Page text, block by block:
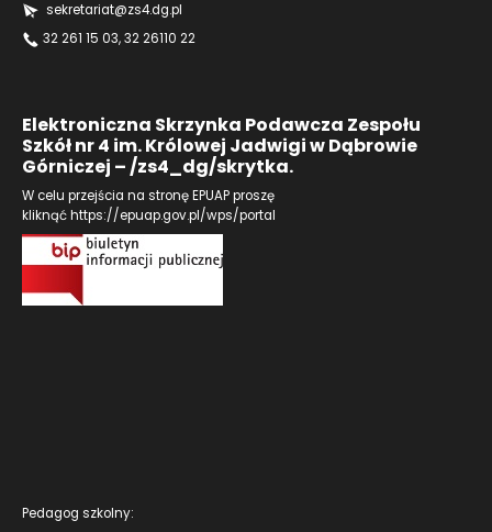
sekretariat@zs4.dg.pl
32 261 15 03, 32 26110 22
Elektroniczna Skrzynka Podawcza Zespołu
Szkół nr 4 im. Królowej Jadwigi w Dąbrowie
Górniczej – /zs4_dg/skrytka.
W celu przejścia na stronę EPUAP proszę
kliknąćhttps://epuap.gov.pl/wps/portal
Pedagog szkolny: